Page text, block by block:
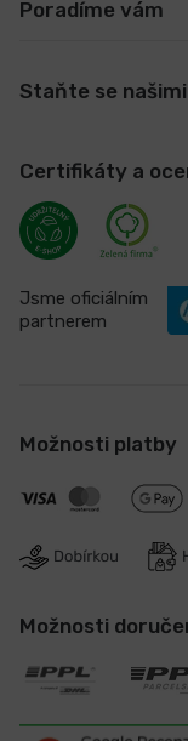
Poradíme vám
Staňte se
Certifikáty a
Jsme oficiálním
partnerem
Možnosti platby
Možnosti